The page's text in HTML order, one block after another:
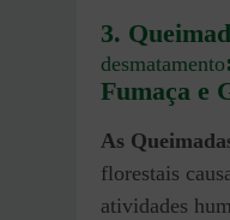
3.
desmatamento
Fumaça e
As
florestais
atividades